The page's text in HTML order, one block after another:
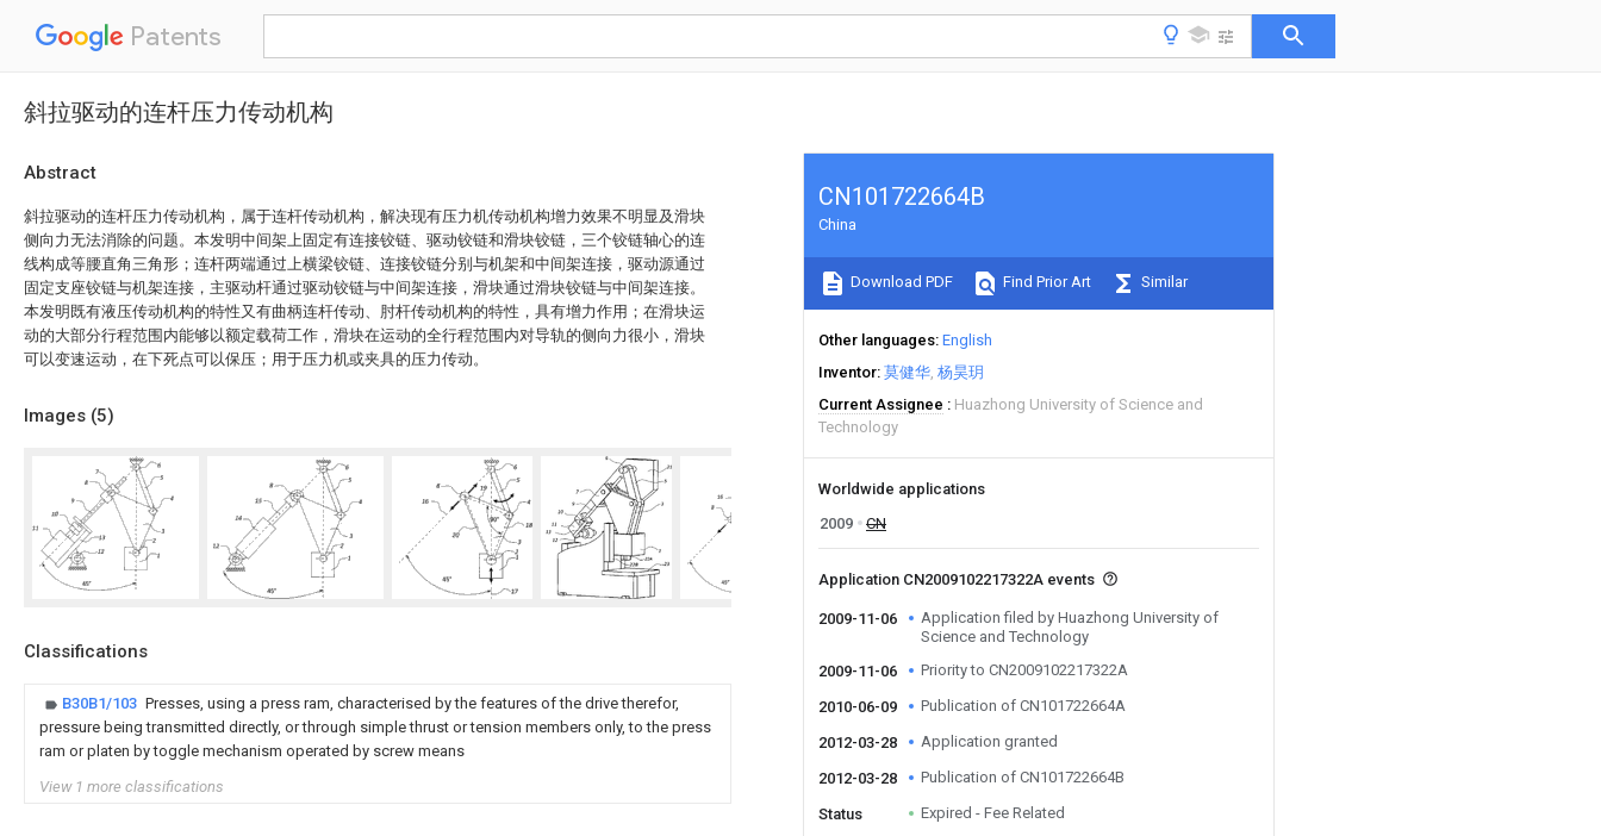
Patents
斜拉驱动的连杆压力传动机构
Abstract
斜拉驱动的连杆压力传动机构，属于连杆传动机构，解决现有压力机传动机构增力效果不明显及滑块
侧向力无法消除的问题。本发明中间架上固定有连接铰链、驱动铰链和滑块铰链，三个铰链轴心的连
线构成等腰直角三角形；连杆两端通过上横梁铰链、连接铰链分别与机架和中间架连接，驱动源通过
固定支座铰链与机架连接，主驱动杆通过驱动铰链与中间架连接，滑块通过滑块铰链与中间架连接。
本发明既有液压传动机构的特性又有曲柄连杆传动、肘杆传动机构的特性，具有增力作用；在滑块运
动的大部分行程范围内能够以额定载荷工作，滑块在运动的全行程范围内对导轨的侧向力很小，滑块
可以变速运动，在下死点可以保压；用于压力机或夹具的压力传动。
Images (5)
Classifications
B30B1/103 Presses, using a press ram, characterised by the features of the drive therefor,
pressure being transmitted directly, or through simple thrust or tension members only, to the press
ram or platen by toggle mechanism operated by screw means
View 1 more classifications
CN101722664B
China
Download PDF Find Prior Art Similar
Other languages English
Inventor 莫健华 杨昊玥
Current Assignee
Huazhong University of Science and
Technology
Worldwide applications
2009
CN
Application CN2009102217322A events
2009-11-06
Application filed by Huazhong University of
Science and Technology
2009-11-06
Priority to CN2009102217322A
2010-06-09 Publication of CN101722664A
2012-03-28 Application granted
2012-03-28 Publication of CN101722664B
Status Expired - Fee Related